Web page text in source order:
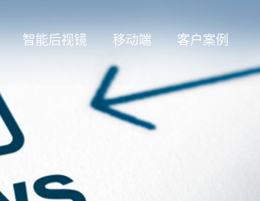
智能后视镜 移动端 客户案例